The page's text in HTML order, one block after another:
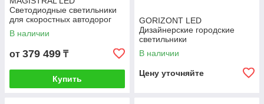
Светодиодные светильники
для скоростных автодорог
В наличии
от 379 499 ₸
Купить
GORIZONT LED
Дизайнерские городские
светильники
В наличии
Цену уточняйте